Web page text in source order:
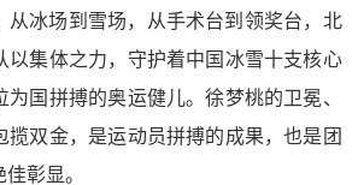
从冰场到雪场，从手术台到领奖台，北
以集体之力，守护着中国冰雪十支核心
为国拼搏的奥运健儿。徐梦桃的卫冕、
揽双金，是运动员拼搏的成果，也是团
彰显。